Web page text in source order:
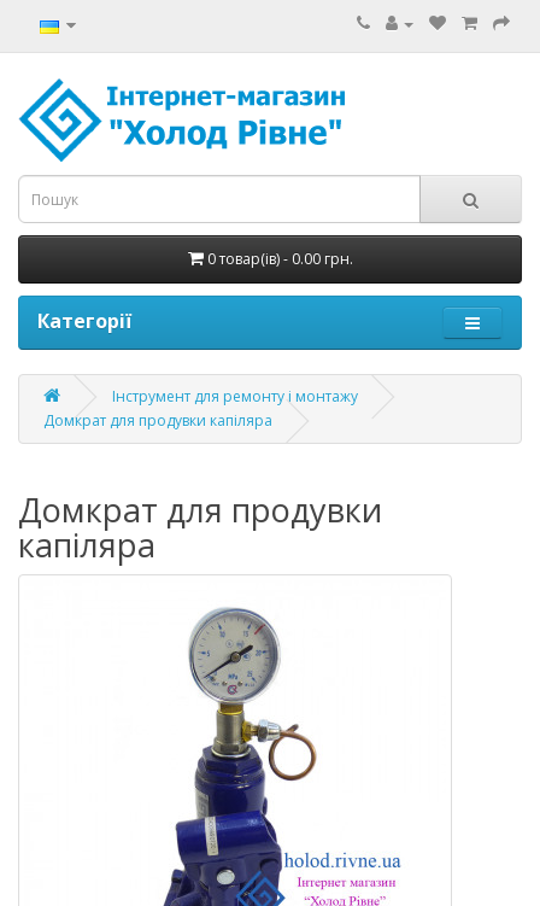
0 товар(ів) - 0.00 грн.
Категорії
Інструмент для ремонту і монтажу
Домкрат для продувки капіляра
Домкрат для продувки
капіляра